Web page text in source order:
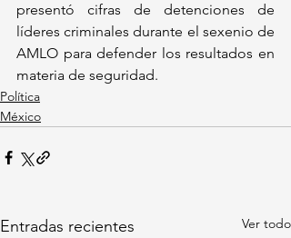
presentó cifras de detenciones de
líderes criminales durante el sexenio de
AMLO para defender los resultados en
materia de seguridad.
Política
México
Entradas recientes Ver todo